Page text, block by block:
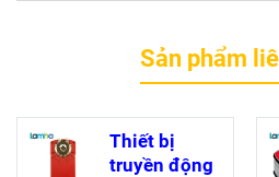
Sản phẩm
Thiết bị
truyền động